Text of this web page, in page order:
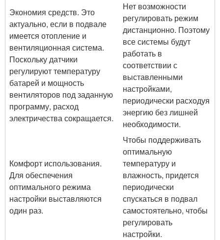
Экономия средств. Это
актуально, если в подвале
имеется отопление и
вентиляционная система.
Поскольку датчики
регулируют температуру
батарей и мощность
вентиляторов под заданную
программу, расход
электричества сокращается.
Нет возможности
регулировать режим
дистанционно. Поэтому
все системы будут
работать в
соответствии с
выставленными
настройками,
периодически расходуя
энергию без лишней
необходимости.
Комфорт использования.
Для обеспечения
оптимального режима
настройки выставляются
один раз.
Чтобы поддерживать
оптимальную
температуру и
влажность, придется
периодически
спускаться в подвал
самостоятельно, чтобы
регулировать
настройки.